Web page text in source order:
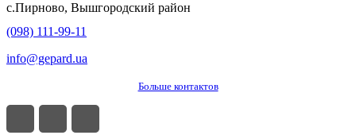
с.Пирново, Вышгородский район
(098) 111-99-11
info@gepard.ua
Больше контактов